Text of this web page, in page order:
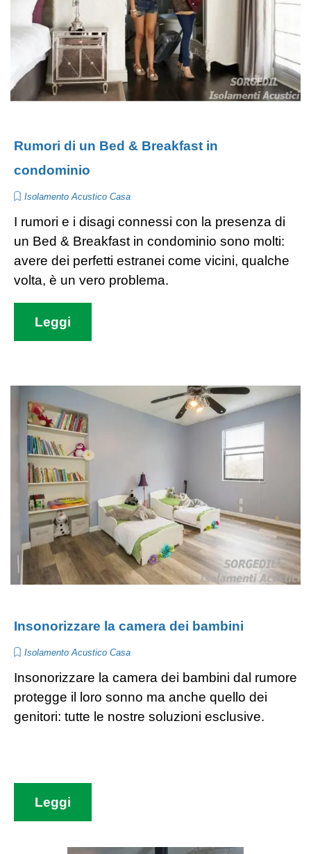
Rumori di un Bed & Breakfast in
condominio
Isolamento Acustico Casa
I rumori e i disagi connessi con la presenza di
un Bed & Breakfast in condominio sono molti:
avere dei perfetti estranei come vicini, qualche
volta, è un vero problema.
Leggi
Insonorizzare la camera dei bambini
Isolamento Acustico Casa
Insonorizzare la camera dei bambini dal rumore
protegge il loro sonno ma anche quello dei
genitori: tutte le nostre soluzioni esclusive.
Leggi